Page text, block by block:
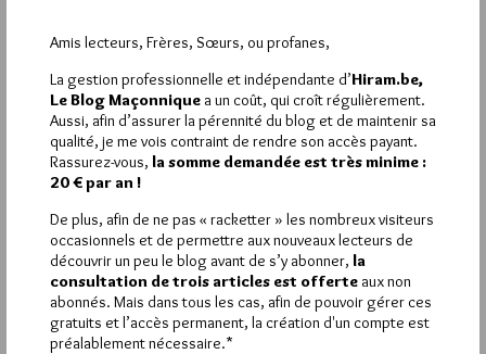
VOUS INSCRIRE
Déjà inscrit(e) ?Connectez-vous
Hier vendredi 7 août 2026, Hiram.be a reçu1 864
visiteset3 133 pagesont été lues (Source :
Pirsch.io)
Plus d’informations
Amis lecteurs, Frères, Sœurs, ou profanes,
La gestion professionnelle et indépendante d’Hiram.be,
Le Blog Maçonnique a un coût, qui croît régulièrement.
Aussi, afin d’assurer la pérennité du blog et de maintenir sa
qualité, je me vois contraint de rendre son accès payant.
Rassurez-vous, la somme demandée est très minime :
20 € par an !
De plus, afin de ne pas « racketter » les nombreux visiteurs
occasionnels et de permettre aux nouveaux lecteurs de
découvrir un peu le blog avant de s’y abonner, la
consultation de trois articles est offerte aux non
abonnés. Mais dans tous les cas, afin de pouvoir gérer ces
gratuits et l’accès permanent, la création d'un compte est
préalablement nécessaire.*